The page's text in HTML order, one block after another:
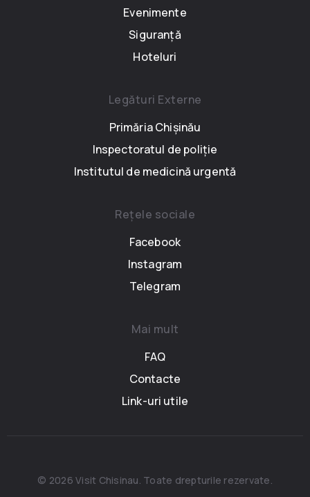
Evenimente
Siguranță
Hoteluri
Legături Externe
Primăria Chișinău
Inspectoratul de poliție
Institutul de medicină urgentă
Rețele sociale
Facebook
Instagram
Telegram
Mai mult
FAQ
Contacte
Link-uri utile
© 2026 Visit Chisinau. Toate drepturile rezervate.